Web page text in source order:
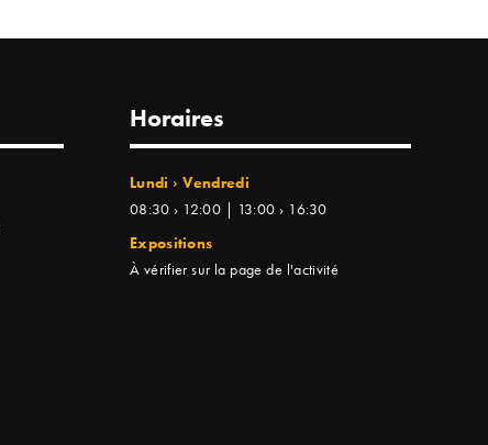
Horaires
Lundi › Vendredi
08:30 › 12:00 | 13:00 › 16:30
Expositions
À vérifier sur la page de l'activité